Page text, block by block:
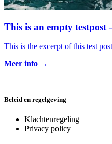
This is an empty testpost
This is the excerpt of this test post
Meer info →
Beleid en regelgeving
Klachtenregeling
Privacy policy